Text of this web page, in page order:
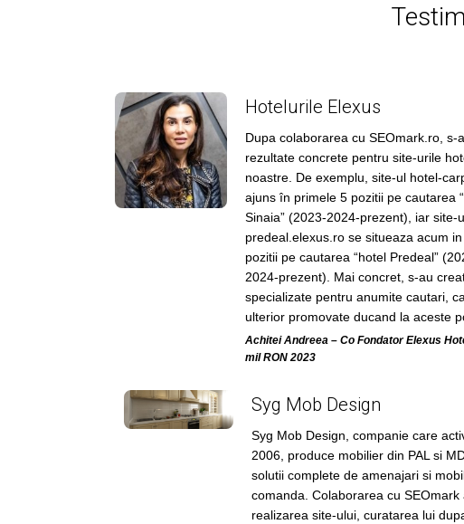
Hotelurile Elexus
Dupa colaborarea cu SEOmark.ro, s-
rezultate concrete pentru site-urile
noastre. De exemplu, site-ul hotel-
ajuns în primele 5 pozitii pe cautarea
Sinaia” (2023-2024-prezent), iar site-
predeal.elexus.ro se situeaza acum
pozitii pe cautarea “hotel Predeal”
2024-prezent). Mai concret, s-au
specializate pentru anumite cautari,
ulterior promovate ducand la aceste
Achitei Andreea – Co Fondator Elexus
mil RON 2023
Syg Mob Design
Syg Mob Design, companie care
2006, produce mobilier din PAL si
solutii complete de amenajari si
comanda. Colaborarea cu SEOmark
realizarea site-ului, curatarea lui